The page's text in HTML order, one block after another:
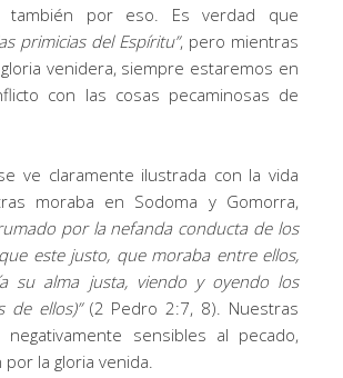
también por eso. Es verdad que
primicias del Espíritu”, pero mientras
venidera, siempre estaremos en
con las cosas pecaminosas de
ve claramente ilustrada con la vida
moraba en Sodoma y Gomorra,
por la nefanda conducta de los
este justo, que moraba entre ellos,
su alma justa, viendo y oyendo los
de ellos)”(2 Pedro 2:7, 8). Nuestras
negativamente sensibles al pecado,
la gloria venida.